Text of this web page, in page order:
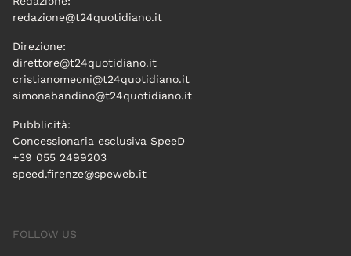
redazione@t24quotidiano.it
Direzione:
direttore@t24quotidiano.it
cristianomeoni@t24quotidiano.it
simonabandino@t24quotidiano.it
Pubblicità:
Concessionaria esclusiva SpeeD
+39 055 2499203
speed.firenze@speweb.it
FOLLOW US